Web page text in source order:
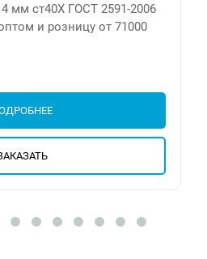
мм ст40Х ГОСТ 2591-2006
и розницу от 71000